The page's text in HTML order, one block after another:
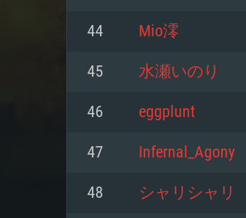
44 Mio澪
45 水瀬いのり
46 eggplunt
47 Infernal_Agony
48 シャリシャリ